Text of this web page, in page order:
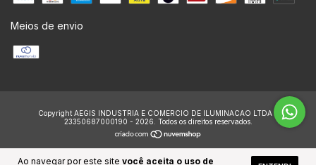
Ao navegar por este site você aceita o uso de
Meios de envio
Copyright AEGIS INDUSTRIA E COMERCIO DE ILUMINACAO LTDA -
23350687000190 - 2026. Todos os direitos reservados.